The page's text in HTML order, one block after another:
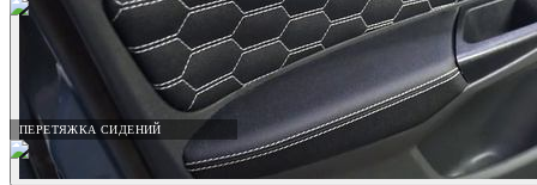
ПЕРЕТЯЖКА СИДЕНИЙ